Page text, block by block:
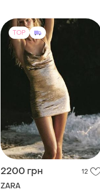
TOP
2200 грн 12
ZARA